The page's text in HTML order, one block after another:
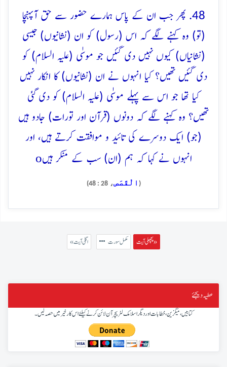
48. پھر جب ان کے پاس ہمارے حضور سے حق آپہنچا
(تو) وہ کہنے لگے کہ اس (رسول) کو ان (نشانیوں) جیسی
(نشانیاں) کیوں نہیں دی گئیں جو موسٰی (علیہ السلام) کو
دی گئیں تھیں؟ کیا انہوں نے ان (نشانیوں) کا انکار نہیں
کیا تھا جو اس سے پہلے موسٰی (علیہ السلام) کو دی گئی
تھیں؟ وہ کہنے لگے کہ دونوں (قرآن اور تورات) جادو ہیں
(جو) ایک دوسرے کی تائید و موافقت کرتے ہیں، اور
انہوں نے کہا کہ ہم (ان) سب کے منکر ہیںo
( الْقَصَص، 28 : 48)
پچھلی آیت » مکمل سورت « اگلی آیت
عطیہ دیجئے
کتابیں، میگزین، خطابات اور دیگر اسلامک لٹریچر آن لائن کرنے کیلئے اس کار خیر میں حصہ لیں۔